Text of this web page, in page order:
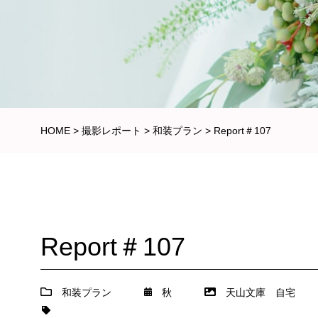
HOME > 撮影レポート > 和装プラン > Report＃107
Report＃107
和装プラン 秋 天山文庫 自宅